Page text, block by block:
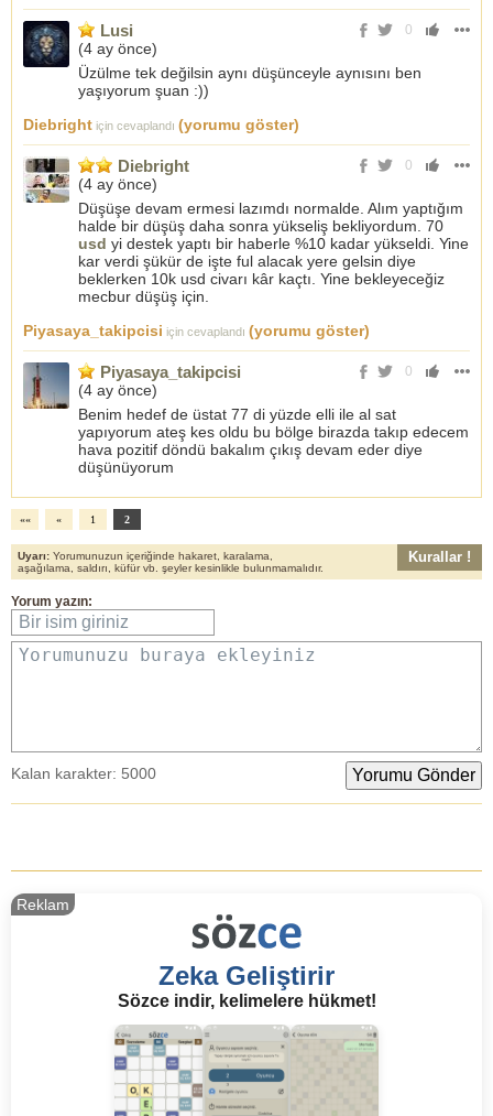
0
Lusi
(4 ay önce)
Üzülme tek değilsin aynı düşünceyle aynısını ben
yaşıyorum şuan :))
Diebright için cevaplandı (yorumu göster)
0
Diebright
(4 ay önce)
Düşüşe devam ermesi lazımdı normalde. Alım yaptığım
halde bir düşüş daha sonra yükseliş bekliyordum. 70
usd yi destek yaptı bir haberle %10 kadar yükseldi. Yine
kar verdi şükür de işte ful alacak yere gelsin diye
beklerken 10k usd civarı kâr kaçtı. Yine bekleyeceğiz
mecbur düşüş için.
Piyasaya_takipcisi için cevaplandı (yorumu göster)
0
Piyasaya_takipcisi
(4 ay önce)
Benim hedef de üstat 77 di yüzde elli ile al sat
yapıyorum ateş kes oldu bu bölge birazda takıp edecem
hava pozitif döndü bakalım çıkış devam eder diye
düşünüyorum
«« « 1 2
Uyarı: Yorumunuzun içeriğinde hakaret, karalama,
aşağılama, saldırı, küfür vb. şeyler kesinlikle bulunmamalıdır.
Kurallar !
Yorum yazın:
Bir isim giriniz
Yorumunuzu buraya ekleyiniz
Kalan karakter: 5000
Zeka Geliştirir
Sözce indir, kelimelere hükmet!
Reklam